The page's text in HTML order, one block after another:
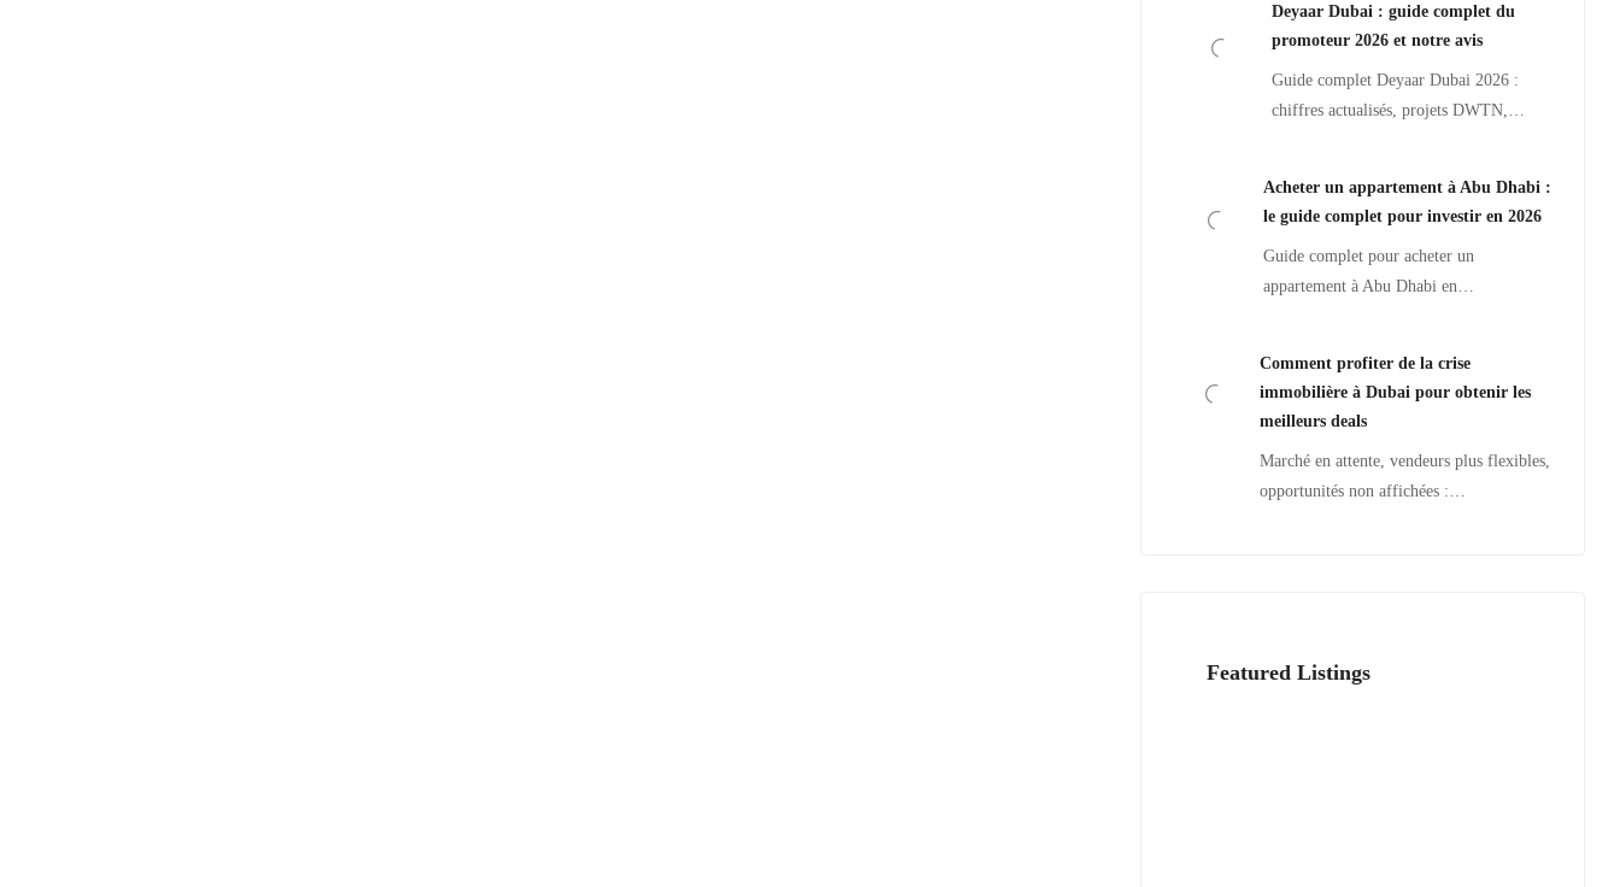
Deyaar Dubai : guide complet du
promoteur 2026 et notre avis
Guide complet Deyaar Dubai 2026 :
chiffres actualisés, projets DWTN,…
Acheter un appartement à Abu Dhabi :
le guide complet pour investir en 2026
Guide complet pour acheter un
appartement à Abu Dhabi en…
Comment profiter de la crise
immobilière à Dubai pour obtenir les
meilleurs deals
Marché en attente, vendeurs plus flexibles,
opportunités non affichées :…
Featured Listings